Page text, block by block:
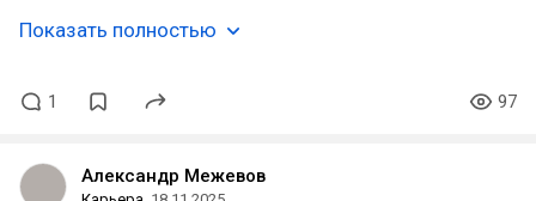
Показать полностью
1 97
Александр Межевов